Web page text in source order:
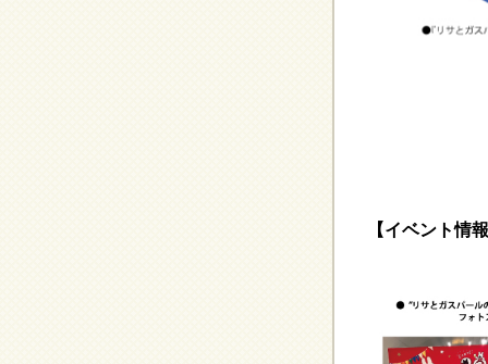
【イベント情